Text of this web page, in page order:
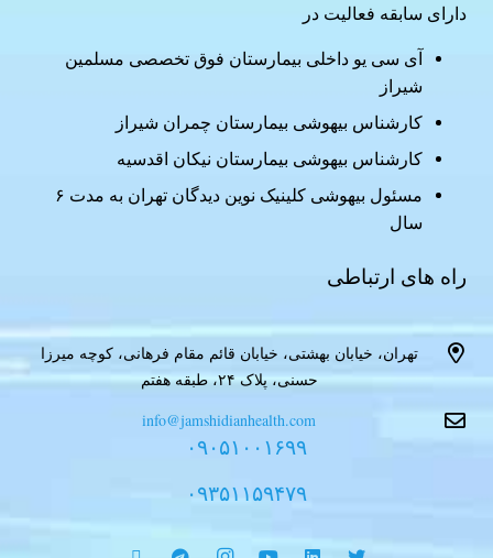
دارای سابقه فعالیت در
آی سی یو داخلی بیمارستان فوق تخصصی مسلمین
شیراز
کارشناس بیهوشی بیمارستان چمران شیراز
کارشناس بیهوشی بیمارستان نیکان اقدسیه
مسئول بیهوشی کلینیک نوین دیدگان تهران به مدت ۶
سال
راه های ارتباطی
تهران، خیابان بهشتی، خیابان قائم مقام فرهانی، کوچه میرزا
حسنی، پلاک ۲۴، طبقه هفتم
info@jamshidianhealth.com
۰۹۰۵۱۰۰۱۶۹۹
۰۹۳۵۱۱۵۹۴۷۹